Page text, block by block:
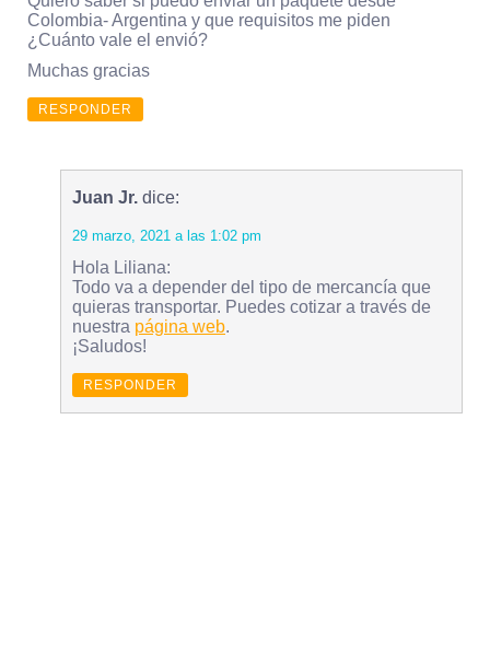
Colombia- Argentina y que requisitos me piden
¿Cuánto vale el envió?
Muchas gracias
RESPONDER
Juan Jr. dice:
29 marzo, 2021 a las 1:02 pm
Hola Liliana:
Todo va a depender del tipo de mercancía que
quieras transportar. Puedes cotizar a través de
nuestra página web.
¡Saludos!
RESPONDER